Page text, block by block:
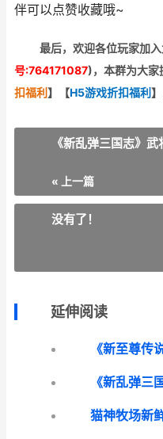
伴可以点赞收藏哦~
最后，欢迎各位玩家加
号:764171087)，本群为大家
扣福利 】 【H5游戏折扣福利 】
《新乱弹三国志》
« 上一篇
没有了！
延伸阅读
猫神牧场新